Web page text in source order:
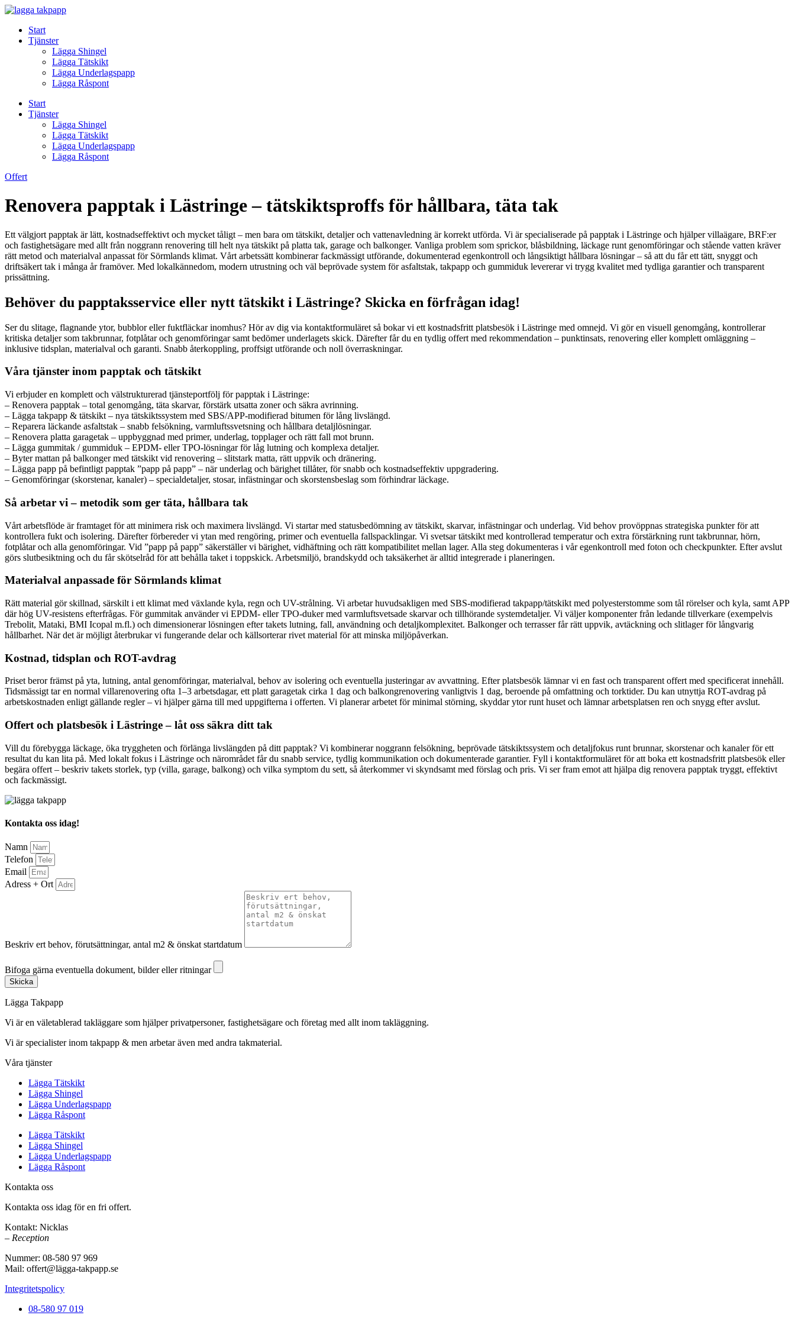
Skip
contentStart
Tjänster
Lägga Shingel
Lägga Tätskikt
Lägga Underlagspapp
Lägga Råspont
Start
Tjänster
Lägga Shingel
Lägga Tätskikt
Lägga Underlagspapp
Lägga Råspont
Offert
Renovera papptak i Lästringe – tätskiktsproffs för hållbara, täta tak
Ett välgjort papptak är lätt, kostnadseffektivt och mycket tåligt – men bara om tätskikt, detaljer och vattenavledning är korrekt utförda. Vi är specialiserade på papptak i Lästringe och hjälper villaägare, BRF:er
och fastighetsägare med allt från noggrann renovering till helt nya tätskikt på platta tak, garage och balkonger. Vanliga problem som sprickor, blåsbildning, läckage runt genomföringar och stående vatten kräver
rätt metod och materialval anpassat för Sörmlands klimat. Vårt arbetssätt kombinerar fackmässigt utförande, dokumenterad egenkontroll och långsiktigt hållbara lösningar – så att du får ett tätt, snyggt och
driftsäkert tak i många år framöver. Med lokalkännedom, modern utrustning och väl beprövade system för asfaltstak, takpapp och gummiduk levererar vi trygg kvalitet med tydliga garantier och transparent
prissättning.
Behöver du papptaksservice eller nytt tätskikt i Lästringe? Skicka en förfrågan idag!
Ser du slitage, flagnande ytor, bubblor eller fuktfläckar inomhus? Hör av dig via kontaktformuläret så bokar vi ett kostnadsfritt platsbesök i Lästringe med omnejd. Vi gör en visuell genomgång, kontrollerar
kritiska detaljer som takbrunnar, fotplåtar och genomföringar samt bedömer underlagets skick. Därefter får du en tydlig offert med rekommendation – punktinsats, renovering eller komplett omläggning –
inklusive tidsplan, materialval och garanti. Snabb återkoppling, proffsigt utförande och noll överraskningar.
Våra tjänster inom papptak och tätskikt
Vi erbjuder en komplett och välstrukturerad tjänsteportfölj för papptak i Lästringe:
– Renovera papptak – total genomgång, täta skarvar, förstärk utsatta zoner och säkra avrinning.
– Lägga takpapp & tätskikt – nya tätskiktssystem med SBS/APP-modifierad bitumen för lång livslängd.
– Reparera läckande asfaltstak – snabb felsökning, varmluftssvetsning och hållbara detaljlösningar.
– Renovera platta garagetak – uppbyggnad med primer, underlag, topplager och rätt fall mot brunn.
– Lägga gummitak / gummiduk – EPDM- eller TPO-lösningar för låg lutning och komplexa detaljer.
– Byter mattan på balkonger med tätskikt vid renovering – slitstark matta, rätt uppvik och dränering.
– Lägga papp på befintligt papptak ”papp på papp” – när underlag och bärighet tillåter, för snabb och kostnadseffektiv uppgradering.
– Genomföringar (skorstenar, kanaler) – specialdetaljer, stosar, infästningar och skorstensbeslag som förhindrar läckage.
Så arbetar vi – metodik som ger täta, hållbara tak
Vårt arbetsflöde är framtaget för att minimera risk och maximera livslängd. Vi startar med statusbedömning av tätskikt, skarvar, infästningar och underlag. Vid behov provöppnas strategiska punkter för att
kontrollera fukt och isolering. Därefter förbereder vi ytan med rengöring, primer och eventuella fallspacklingar. Vi svetsar tätskikt med kontrollerad temperatur och extra förstärkning runt takbrunnar, hörn,
fotplåtar och alla genomföringar. Vid ”papp på papp” säkerställer vi bärighet, vidhäftning och rätt kompatibilitet mellan lager. Alla steg dokumenteras i vår egenkontroll med foton och checkpunkter. Efter avslut
görs slutbesiktning och du får skötselråd för att behålla taket i toppskick. Arbetsmiljö, brandskydd och taksäkerhet är alltid integrerade i planeringen.
Materialval anpassade för Sörmlands klimat
Rätt material gör skillnad, särskilt i ett klimat med växlande kyla, regn och UV-strålning. Vi arbetar huvudsakligen med SBS-modifierad takpapp/tätskikt med polyesterstomme som tål rörelser och kyla, samt APP
där hög UV-resistens efterfrågas. För gummitak använder vi EPDM- eller TPO-duker med varmluftsvetsade skarvar och tillhörande systemdetaljer. Vi väljer komponenter från ledande tillverkare (exempelvis
Trebolit, Mataki, BMI Icopal m.fl.) och dimensionerar lösningen efter takets lutning, fall, användning och detaljkomplexitet. Balkonger och terrasser får rätt uppvik, avtäckning och slitlager för långvarig
hållbarhet. När det är möjligt återbrukar vi fungerande delar och källsorterar rivet material för att minska miljöpåverkan.
Kostnad, tidsplan och ROT-avdrag
Priset beror främst på yta, lutning, antal genomföringar, materialval, behov av isolering och eventuella justeringar av avvattning. Efter platsbesök lämnar vi en fast och transparent offert med specificerat innehåll.
Tidsmässigt tar en normal villarenovering ofta 1–3 arbetsdagar, ett platt garagetak cirka 1 dag och balkongrenovering vanligtvis 1 dag, beroende på omfattning och torktider. Du kan utnyttja ROT-avdrag på
arbetskostnaden enligt gällande regler – vi hjälper gärna till med uppgifterna i offerten. Vi planerar arbetet för minimal störning, skyddar ytor runt huset och lämnar arbetsplatsen ren och snygg efter avslut.
Offert och platsbesök i Lästringe – låt oss säkra ditt tak
Vill du förebygga läckage, öka tryggheten och förlänga livslängden på ditt papptak? Vi kombinerar noggrann felsökning, beprövade tätskiktssystem och detaljfokus runt brunnar, skorstenar och kanaler för ett
resultat du kan lita på. Med lokalt fokus i Lästringe och närområdet får du snabb service, tydlig kommunikation och dokumenterade garantier. Fyll i kontaktformuläret för att boka ett kostnadsfritt platsbesök eller
begära offert – beskriv takets storlek, typ (villa, garage, balkong) och vilka symptom du sett, så återkommer vi skyndsamt med förslag och pris. Vi ser fram emot att hjälpa dig renovera papptak tryggt, effektivt
och fackmässigt.
Kontakta oss idag!
Namn
Telefon
Email
Adress + Ort
Beskriv ert behov, förutsättningar, antal m2 & önskat startdatum
Bifoga gärna eventuella dokument, bilder eller ritningar
Skicka
Lägga Takpapp
Vi är en väletablerad takläggare som hjälper privatpersoner, fastighetsägare och företag med allt inom takläggning.
Vi är specialister inom takpapp & men arbetar även med andra takmaterial.
Våra tjänster
Lägga Tätskikt
Lägga Shingel
Lägga Underlagspapp
Lägga Råspont
Lägga Tätskikt
Lägga Shingel
Lägga Underlagspapp
Lägga Råspont
Kontakta oss
Kontakta oss idag för en fri offert.
Kontakt: Nicklas
– Reception
Nummer: 08-580 97 969
Mail: offert@lägga-takpapp.se
Integritetspolicy
08-580 97 019